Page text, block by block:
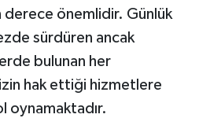
derece önemlidir. Günlük
sürdüren ancak
bulunan her
hak ettiği hizmetlere
oynamaktadır.